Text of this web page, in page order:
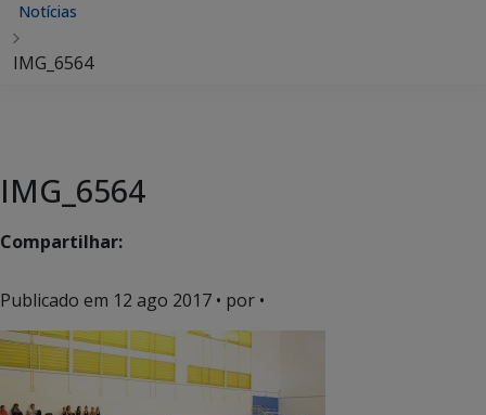
Notícias
IMG_6564
IMG_6564
Compartilhar:
Publicado em 12 ago 2017 • por •